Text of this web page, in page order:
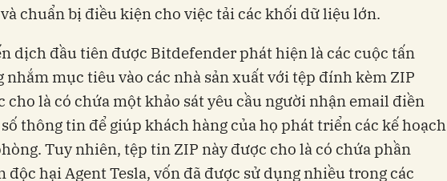
chuẩn bị điều kiện cho việc tải các khối dữ liệu lớn.
dịch đầu tiên được Bitdefender phát hiện là các cuộc tấn
nhắm mục tiêu vào các nhà sản xuất với tệp đính kèm ZIP
cho là có chứa một khảo sát yêu cầu người nhận email điền
thông tin để giúp khách hàng của họ phát triển các kế hoạch
Tuy nhiên, tệp tin ZIP này được cho là có chứa phần
độc hại Agent Tesla, vốn đã được sử dụng nhiều trong các